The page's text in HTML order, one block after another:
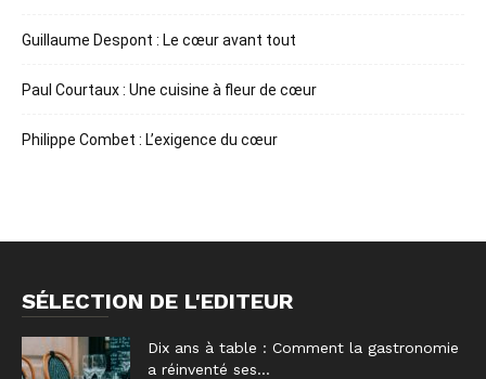
Guillaume Despont : Le cœur avant tout
Paul Courtaux : Une cuisine à fleur de cœur
Philippe Combet : L’exigence du cœur
SÉLECTION DE L'EDITEUR
Dix ans à table : Comment la gastronomie
a réinventé ses...